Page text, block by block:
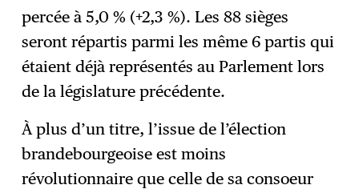
percée à 5,0 % (+2,3 %). Les 88 sièges
seront répartis parmi les même 6 partis qui
étaient déjà représentés au Parlement lors
de la législature précédente.
À plus d’un titre, l’issue de l’élection
brandebourgeoise est moins
révolutionnaire que celle de sa consoeur